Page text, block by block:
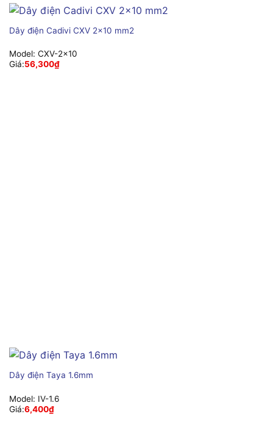
Dây điện Cadivi CXV 2×10 mm2
Model: CXV-2×10
Giá:56,300₫
Dây điện Taya 1.6mm
Model: IV-1.6
Giá:6,400₫